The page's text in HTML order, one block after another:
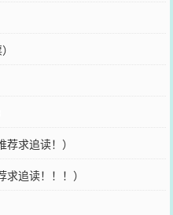
求追读！）
追读！！！）